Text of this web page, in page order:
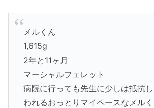
メルくん
1,615g
2年と11ヶ月
マーシャルフェレット
病院に行っても先生に少しは抵抗
われるおっとりマイペースなメル